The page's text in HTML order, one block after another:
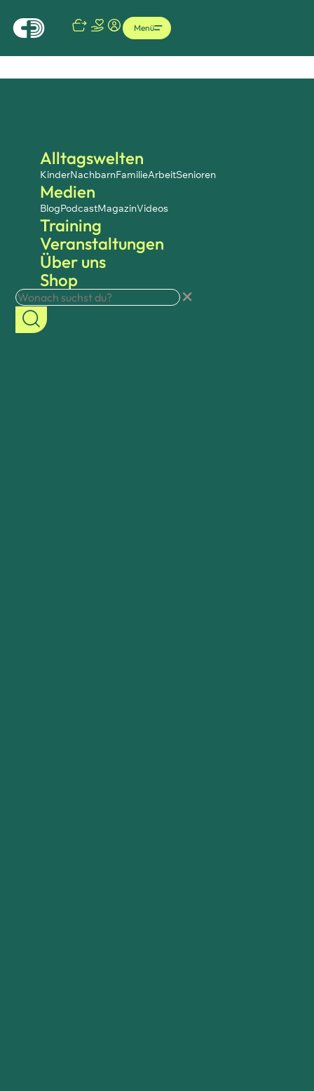
Alltagswelten
KinderNachbarnFamilieArbeitSenioren
Medien
BlogPodcastMagazinVideos
Training
Veranstaltungen
Über uns
Shop
Menü